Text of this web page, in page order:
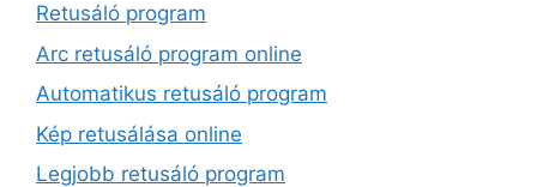
Retusáló program
Arc retusáló program online
Automatikus retusáló program
Kép retusálása online
Legjobb retusáló program